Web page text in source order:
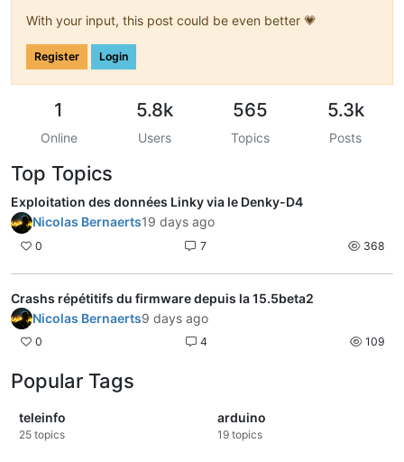
With your input, this post could be even better 💗
Register Login
1
Online
5.8k
Users
565
Topics
5.3k
Posts
Top Topics
Exploitation des données Linky via le Denky-D4
Nicolas Bernaerts19 days ago
0 7 368
Crashs répétitifs du firmware depuis la 15.5beta2
Nicolas Bernaerts9 days ago
0 4 109
Popular Tags
teleinfo
25 topics
arduino
19 topics